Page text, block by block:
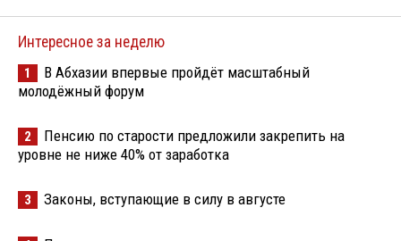
Интересное за неделю
1
В Абхазии впервые пройдёт масштабный
молодёжный форум
2
Пенсию по старости предложили закрепить на
уровне не ниже 40% от заработка
3 Законы, вступающие в силу в августе